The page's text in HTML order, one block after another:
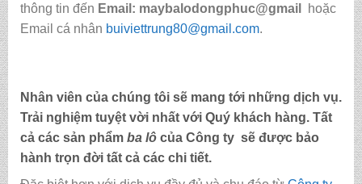
thông tin đến Email: maybalodongphuc@gmail
hoặc
Email cá nhân buiviettrung80@gmail.com.
Nhân viên của chúng tôi sẽ mang tới những dịch vụ.
Trải nghiệm tuyệt vời nhất với Quý khách hàng. Tất
cả các sản phẩmba lô của Công ty sẽ được bảo
hành trọn đời tất cả các chi tiết.